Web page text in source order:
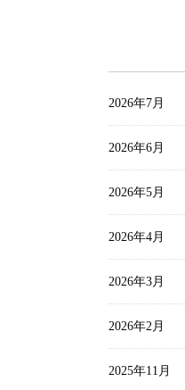
2026年7月
2026年6月
2026年5月
2026年4月
2026年3月
2026年2月
2025年11月